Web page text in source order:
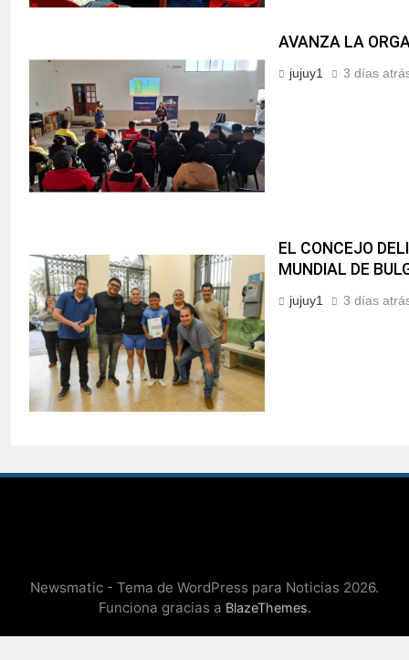
AVANZA LA
jujuy1 3 días
EL CONCEJO
MUNDIAL DE
jujuy1 3 días
Newsmatic - Tema de WordPress para Noticias 2026.
Funciona gracias a BlazeThemes.